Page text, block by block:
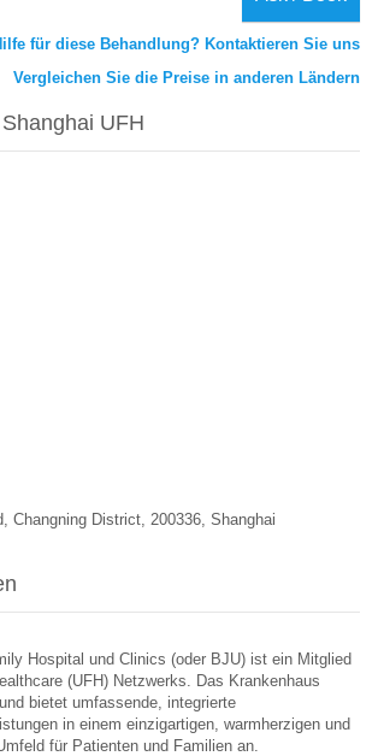
für diese Behandlung? Kontaktieren Sie uns
Vergleichen Sie die Preise in anderen Ländern
UFH
Changning District, 200336, Shanghai
Hospital und Clinics (oder BJU) ist ein Mitglied
(UFH) Netzwerks. Das Krankenhaus
bietet umfassende, integrierte
in einem einzigartigen, warmherzigen und
für Patienten und Familien an.